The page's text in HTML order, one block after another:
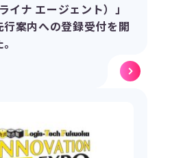
イナ エージェント）」
行案内への登録受付を開